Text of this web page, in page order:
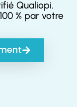
Qualiopi.
% par votre